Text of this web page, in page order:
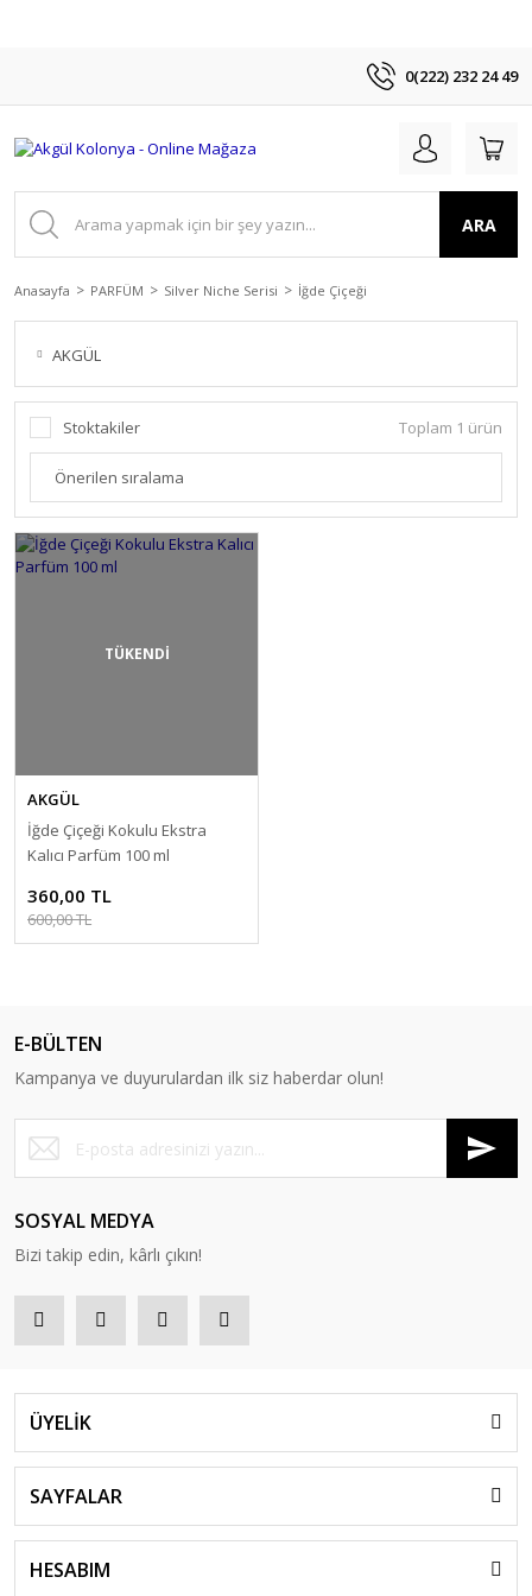
0(222) 232 24 49
ARA
Anasayfa PARFÜM Silver Niche Serisi İğde Çiçeği
AKGÜL
Stoktakiler Toplam 1 ürün
TÜKENDİ
AKGÜL
İğde Çiçeği Kokulu Ekstra
Kalıcı Parfüm 100 ml
360,00 TL
600,00 TL
E-BÜLTEN
Kampanya ve duyurulardan ilk siz haberdar olun!
SOSYAL MEDYA
Bizi takip edin, kârlı çıkın!
ÜYELİK
SAYFALAR
HESABIM